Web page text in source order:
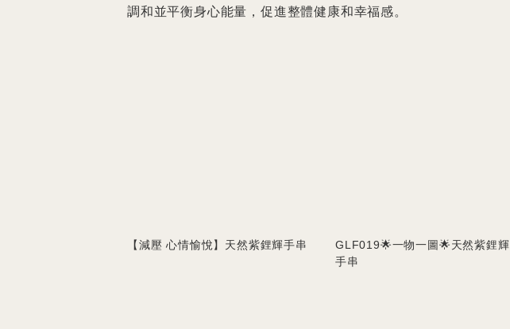
調和並平衡身心能量，促進整體健康和幸福感。
【減壓 心情愉悅】天然紫鋰輝手串
GLF019🌟一物一圖🌟天然紫鋰輝
手串